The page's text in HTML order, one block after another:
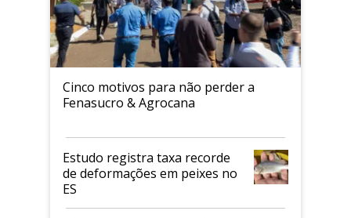
Cinco motivos para não perder a
Fenasucro & Agrocana
Estudo registra taxa recorde
de deformações em peixes no
ES